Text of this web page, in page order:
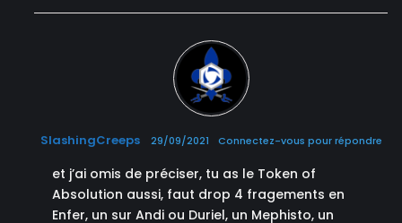
SlashingCreeps 29/09/2021 Connectez-vous pour répondre
et j’ai omis de préciser, tu as le Token of
Absolution aussi, faut drop 4 fragements en
Enfer, un sur Andi ou Duriel, un Mephisto, un